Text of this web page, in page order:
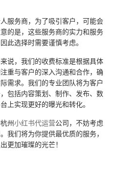
服务商，为了吸引客户，可能会
的是，这些服务商的实力和服务
此选择时需要谨慎考虑。
说，我们的收费标准是根据具体
重与客户的深入沟通和合作，确
需求。我们的专业团队将为客户
包括内容策划、制作、发布、数
上实现更好的曝光和转化。
州小红书代运营公司，不妨考虑
我们将为你提供最优质的服务，
更加璀璨的光芒！